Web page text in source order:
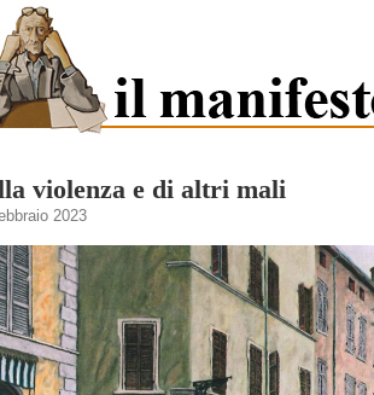
violenza e di altri mali
2023